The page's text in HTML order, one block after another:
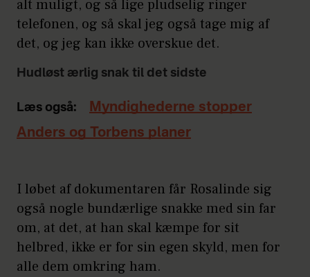
alt muligt, og så lige pludselig ringer
telefonen, og så skal jeg også tage mig af
det, og jeg kan ikke overskue det.
Hudløst ærlig snak til det sidste
Læs også:
Myndighederne stopper
Anders og Torbens planer
I løbet af dokumentaren får Rosalinde sig
også nogle bundærlige snakke med sin far
om, at det, at han skal kæmpe for sit
helbred, ikke er for sin egen skyld, men for
alle dem omkring ham.